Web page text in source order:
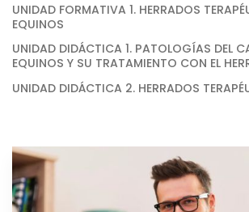
UNIDAD FORMATIVA 1. HERRADOS
EQUINOS
UNIDAD DIDÁCTICA 1. PATOLOGÍAS DEL
EQUINOS Y SU TRATAMIENTO CON EL
UNIDAD DIDÁCTICA 2. HERRADOS